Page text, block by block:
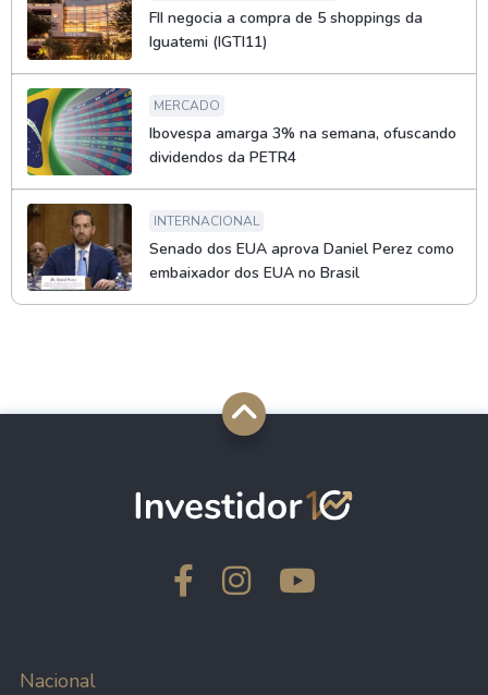
FII negocia a compra de 5 shoppings da
Iguatemi (IGTI11)
MERCADO
Ibovespa amarga 3% na semana, ofuscando
dividendos da PETR4
INTERNACIONAL
Senado dos EUA aprova Daniel Perez como
embaixador dos EUA no Brasil
Nacional